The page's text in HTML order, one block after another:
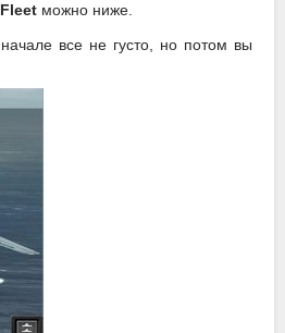
можно ниже.
все не густо, но потом вы